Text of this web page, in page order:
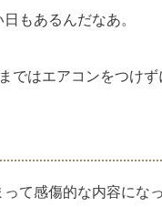
もあるんだなあ。
ではエアコンをつけ
て感傷的な内容にな